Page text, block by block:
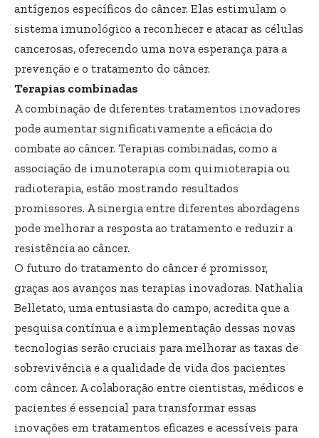
antígenos específicos do câncer. Elas estimulam o
sistema imunológico a reconhecer e atacar as células
cancerosas, oferecendo uma nova esperança para a
prevenção e o tratamento do câncer.
Terapias combinadas
A combinação de diferentes tratamentos inovadores
pode aumentar significativamente a eficácia do
combate ao câncer. Terapias combinadas, como a
associação de imunoterapia com quimioterapia ou
radioterapia, estão mostrando resultados
promissores. A sinergia entre diferentes abordagens
pode melhorar a resposta ao tratamento e reduzir a
resistência ao câncer.
O futuro do tratamento do câncer é promissor,
graças aos avanços nas terapias inovadoras. Nathalia
Belletato, uma entusiasta do campo, acredita que a
pesquisa contínua e a implementação dessas novas
tecnologias serão cruciais para melhorar as taxas de
sobrevivência e a qualidade de vida dos pacientes
com câncer. A colaboração entre cientistas, médicos e
pacientes é essencial para transformar essas
inovações em tratamentos eficazes e acessíveis para